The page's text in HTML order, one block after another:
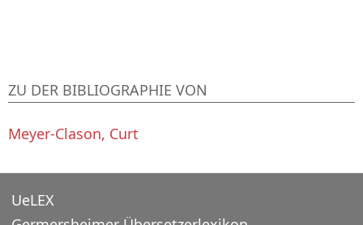
ZU DER BIBLIOGRAPHIE VON
Meyer-Clason, Curt
UeLEX